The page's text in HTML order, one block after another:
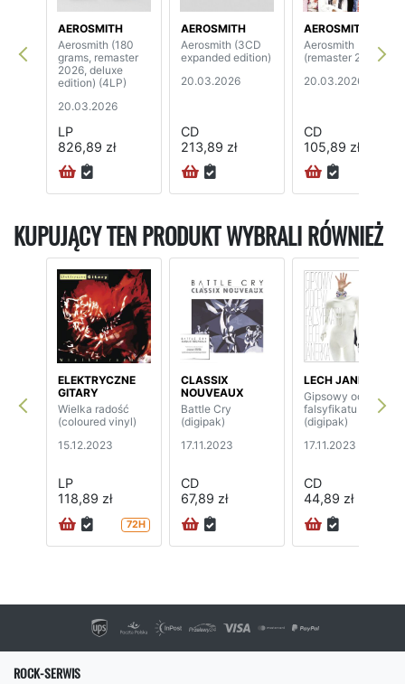
AEROSMITH
Aerosmith (180
grams, remaster
2026, deluxe
edition) (4LP)
20.03.2026
LP
826,89 zł
AEROSMITH
Aerosmith (3CD
expanded edition)
20.03.2026
CD
213,89 zł
AEROSMITH
Aerosmith
(remaster 2026)
20.03.2026
CD
105,89 zł
KUPUJĄCY TEN PRODUKT WYBRALI RÓWNIEŻ
ELEKTRYCZNE
GITARY
Wielka radość
(coloured vinyl)
15.12.2023
LP
118,89 zł
72H
CLASSIX
NOUVEAUX
Battle Cry
(digipak)
17.11.2023
CD
67,89 zł
LECH JANERKA
Gipsowy odlew
falsyfikatu
(digipak)
17.11.2023
CD
44,89 zł
ROCK-SERWIS